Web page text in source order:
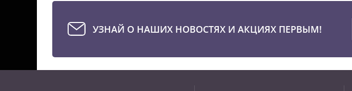
УЗНАЙ О НАШИХ НОВОСТЯХ И АКЦИЯХ ПЕРВЫМ!